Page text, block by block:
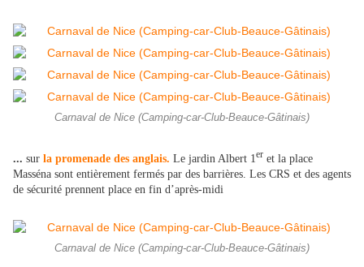
Carnaval de Nice (Camping-car-Club-Beauce-Gâtinais)
... sur la promenade des anglais. Le jardin Albert 1 er et la place
Masséna sont entièrement fermés par des barrières. Les CRS et des agents
de sécurité prennent place en fin d’après-midi
Carnaval de Nice (Camping-car-Club-Beauce-Gâtinais)